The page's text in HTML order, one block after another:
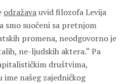
odražavauvid filozofa Levija
smo suočeni sa pretnjom
promena, neodgovorno je
ne-ljudskih aktera.“ Pa
društvima,
našeg zajedničkog